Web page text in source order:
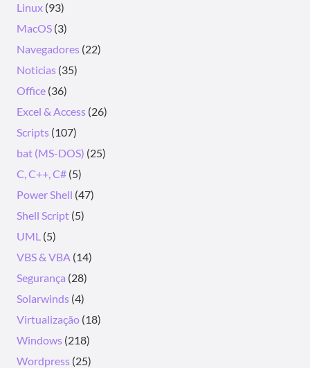
Linux (93)
MacOS (3)
Navegadores (22)
Noticias (35)
Office (36)
Excel & Access (26)
Scripts (107)
bat (MS-DOS) (25)
C, C++, C# (5)
Power Shell (47)
Shell Script (5)
UML (5)
VBS & VBA (14)
Segurança (28)
Solarwinds (4)
Virtualização (18)
Windows (218)
Wordpress (25)